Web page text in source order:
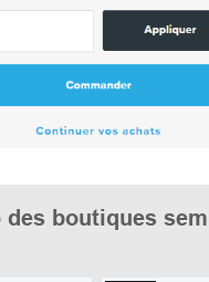
des boutiques